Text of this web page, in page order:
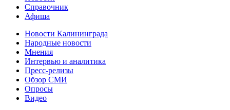
Справочник
Афиша
Новости Калининграда
Народные новости
Мнения
Интервью и аналитика
Пресс-релизы
Обзор СМИ
Опросы
Видео